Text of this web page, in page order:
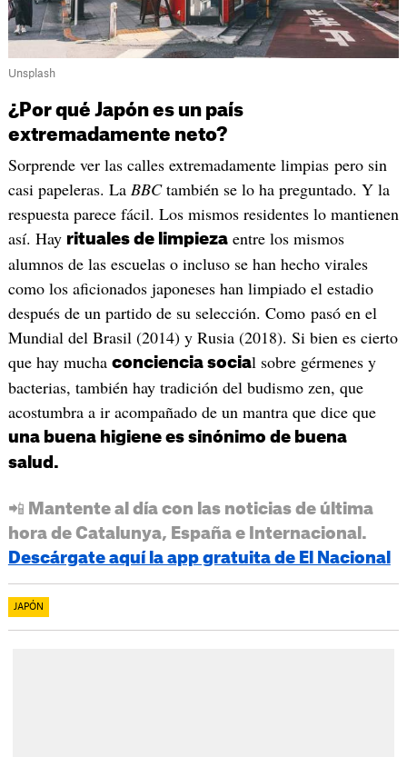
Unsplash
¿Por qué Japón es un país
extremadamente neto?
Sorprende ver las calles extremadamente limpias pero sin
casi papeleras. La BBCtambién se lo ha preguntado. Y la
respuesta parece fácil. Los mismos residentes lo mantienen
así. Hay rituales de limpiezaentre los mismos
alumnos de las escuelas o incluso se han hecho virales
como los aficionados japoneses han limpiado el estadio
después de un partido de su selección. Como pasó en el
Mundial del Brasil (2014) y Rusia (2018). Si bien es cierto
que hay mucha conciencia social sobre gérmenes y
bacterias, también hay tradición del budismo zen, que
acostumbra a ir acompañado de un mantra que dice que
una buena higiene es sinónimo de buena
salud.
📲 Mantente al día con las noticias de última
hora de Catalunya, España e Internacional.
Descárgate aquí la app gratuita de El Nacional
JAPÓN